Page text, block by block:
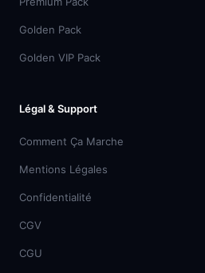
Golden Pack
Golden VIP Pack
Légal & Support
Comment Ça Marche
Mentions Légales
Confidentialité
CGV
CGU